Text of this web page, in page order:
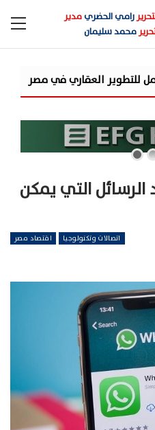
رامي الحضريمدير
محمد سليمان
شركة «AIG» تتعاون مع «CSCEC الصينية» بمشروع «AI Tower» بأعلى المعايير العالمية
التي يمكن
اتصالات وتكنولوجيا اقتصاد مصر